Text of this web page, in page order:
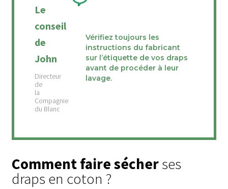
Le
conseil
de
John
Vérifiez toujours les
instructions du fabricant
sur l’étiquette de vos draps
avant de procéder à leur
lavage.
Comment faire sécherses
draps en coton ?